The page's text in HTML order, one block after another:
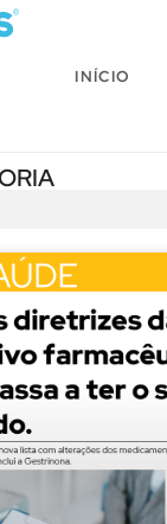
INÍCIO